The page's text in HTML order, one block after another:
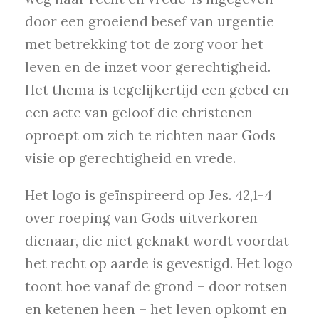
door een groeiend besef van urgentie
met betrekking tot de zorg voor het
leven en de inzet voor gerechtigheid.
Het thema is tegelijkertijd een gebed en
een acte van geloof die christenen
oproept om zich te richten naar Gods
visie op gerechtigheid en vrede.
Het logo is geïnspireerd op Jes. 42,1-4
over roeping van Gods uitverkoren
dienaar, die niet geknakt wordt voordat
het recht op aarde is gevestigd. Het logo
toont hoe vanaf de grond – door rotsen
en ketenen heen – het leven opkomt en